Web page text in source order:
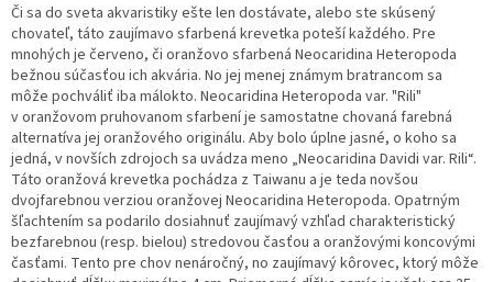
Či sa do sveta akvaristiky ešte len dostávate, alebo ste skúsený
chovateľ, táto zaujímavo sfarbená krevetka poteší každého. Pre
mnohých je červeno, či oranžovo sfarbená Neocaridina Heteropoda
bežnou súčasťou ich akvária. No jej menej známym bratrancom sa
môže pochváliť iba málokto. Neocaridina Heteropoda var. "Rili"
v oranžovom pruhovanom sfarbení je samostatne chovaná farebná
alternatíva jej oranžového originálu. Aby bolo úplne jasné, o koho sa
jedná, v novších zdrojoch sa uvádza meno „Neocaridina Davidi var. Rili“.
Táto oranžová krevetka pochádza z Taiwanu a je teda novšou
dvojfarebnou verziou oranžovej Neocaridina Heteropoda. Opatrným
šľachtením sa podarilo dosiahnuť zaujímavý vzhľad charakteristický
bezfarebnou (resp. bielou) stredovou časťou a oranžovými koncovými
časťami. Tento pre chov nenáročný, no zaujímavý kôrovec, ktorý môže